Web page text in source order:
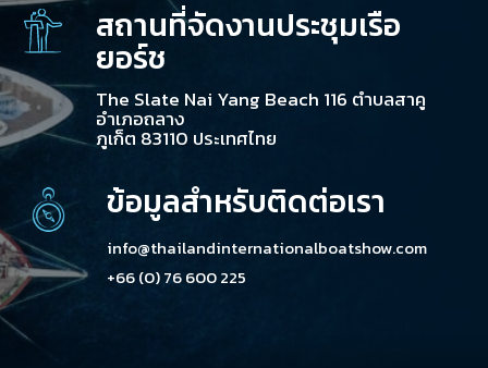
สถานที่จัดงานประชุมเรือ
ยอร์ช
The Slate Nai Yang Beach 116 ตำบลสาคู
อำเภอถลาง
ภูเก็ต 83110 ประเทศไทย
ข้อมูลสำหรับติดต่อเรา
info@thailandinternationalboatshow.com
+66 (0) 76 600 225